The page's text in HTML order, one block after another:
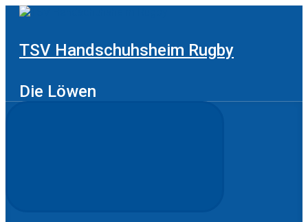
Zum
TSV Handschuhsheim Rugby
Die Löwen